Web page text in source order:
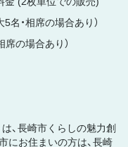
・相席の場合あり）
の場合あり）
、長崎市くらしの魅力創
にお住まいの方は、長崎